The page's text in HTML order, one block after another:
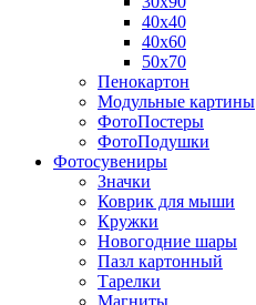
40х40
40х60
50х70
Пенокартон
Модульные картины
ФотоПостеры
ФотоПодушки
Фотоcувениры
Значки
Коврик для мыши
Кружки
Новогодние шары
Пазл картонный
Тарелки
Магниты